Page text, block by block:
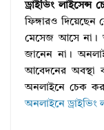
ড্রাইভিং
ফিঙ্গারও দিয়েছেন
মেসেজ আসে না।
জানেন না।
আবেদনের অবস্থা
অনলাইনে চেক
অনলাইনে ড্রাইভিং